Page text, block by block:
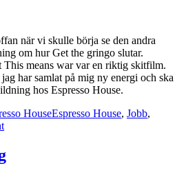
när vi skulle börja se den andra
om hur Get the gringo slutar.
This means war var en riktig skitfilm.
har samlat på mig ny energi och ska
hos Espresso House.
HouseTags
Espresso House, Jobb,
on
utbildning